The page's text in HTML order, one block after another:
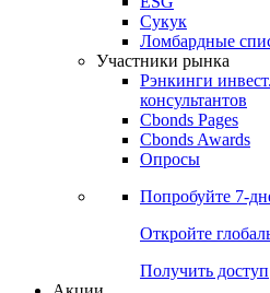
Сукук
Ломбардные
Участники рынка
Рэнкинги
консультантов
Cbonds Pages
Cbonds Awards
Опросы
Попробуйте 7-
Откройте
Получить доступ